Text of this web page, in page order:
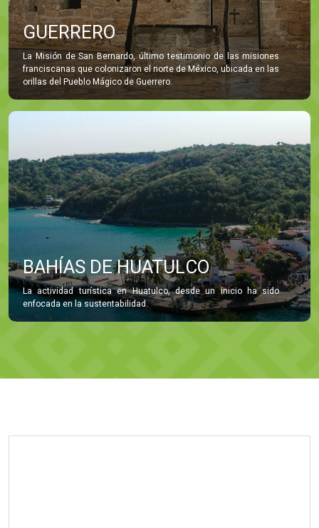
GUERRERO
La Misión de San Bernardo, último testimonio de las misiones
franciscanas que colonizaron el norte de México, ubicada en las
orillas del Pueblo Mágico de Guerrero.
BAHÍAS DE HUATULCO
La actividad turística en Huatulco, desde un inicio ha sido
enfocada en la sustentabilidad.